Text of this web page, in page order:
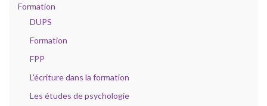
Formation
DUPS
Formation
FPP
L'écriture dans la formation
Les études de psychologie